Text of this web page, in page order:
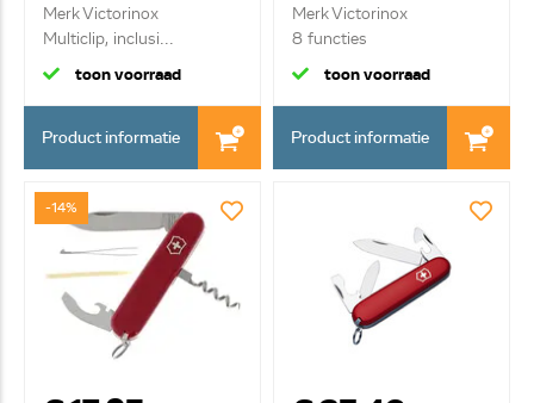
Merk Victorinox
Multiclip, inclusi...
toon voorraad
Product informatie
Merk Victorinox
8 functies
toon voorraad
Product informatie
-14%